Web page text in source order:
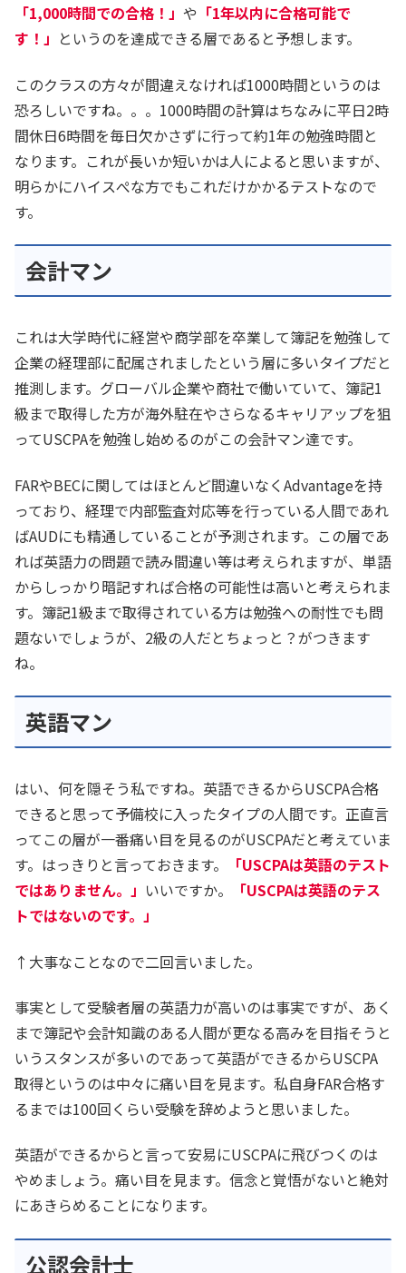
「1,000時間での合格！」 や 「1年以内に合格可能で
す！」 というのを達成できる層であると予想します。
このクラスの方々が間違えなければ1000時間というのは
恐ろしいですね。。。1000時間の計算はちなみに平日2時
間休日6時間を毎日欠かさずに行って約1年の勉強時間と
なります。これが長いか短いかは人によると思いますが、
明らかにハイスぺな方でもこれだけかかるテストなので
す。
会計マン
これは大学時代に経営や商学部を卒業して簿記を勉強して
企業の経理部に配属されましたという層に多いタイプだと
推測します。グローバル企業や商社で働いていて、簿記1
級まで取得した方が海外駐在やさらなるキャリアップを狙
ってUSCPAを勉強し始めるのがこの会計マン達です。
FARやBECに関してはほとんど間違いなくAdvantageを持
っており、経理で内部監査対応等を行っている人間であれ
ばAUDにも精通していることが予測されます。この層であ
れば英語力の問題で読み間違い等は考えられますが、単語
からしっかり暗記すれば合格の可能性は高いと考えられま
す。簿記1級まで取得されている方は勉強への耐性でも問
題ないでしょうが、2級の人だとちょっと？がつきます
ね。
英語マン
はい、何を隠そう私ですね。英語できるからUSCPA合格
できると思って予備校に入ったタイプの人間です。正直言
ってこの層が一番痛い目を見るのがUSCPAだと考えていま
す。はっきりと言っておきます。
「USCPAは英語のテスト
ではありません。」 いいですか。
「USCPAは英語のテス
トではないのです。」
↑大事なことなので二回言いました。
事実として受験者層の英語力が高いのは事実ですが、あく
まで簿記や会計知識のある人間が更なる高みを目指そうと
いうスタンスが多いのであって英語ができるからUSCPA
取得というのは中々に痛い目を見ます。私自身FAR合格す
るまでは100回くらい受験を辞めようと思いました。
英語ができるからと言って安易にUSCPAに飛びつくのは
やめましょう。痛い目を見ます。信念と覚悟がないと絶対
にあきらめることになります。
公認会計士